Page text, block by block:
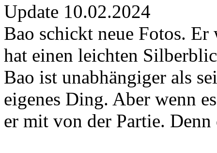
Update 10.02.2024
Bao schickt neue Fotos.
hat einen leichten
Bao ist unabhängiger als
eigenes Ding. Aber wenn
er mit von der Partie.